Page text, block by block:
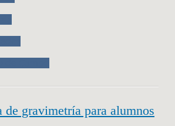
de gravimetría para alumnos